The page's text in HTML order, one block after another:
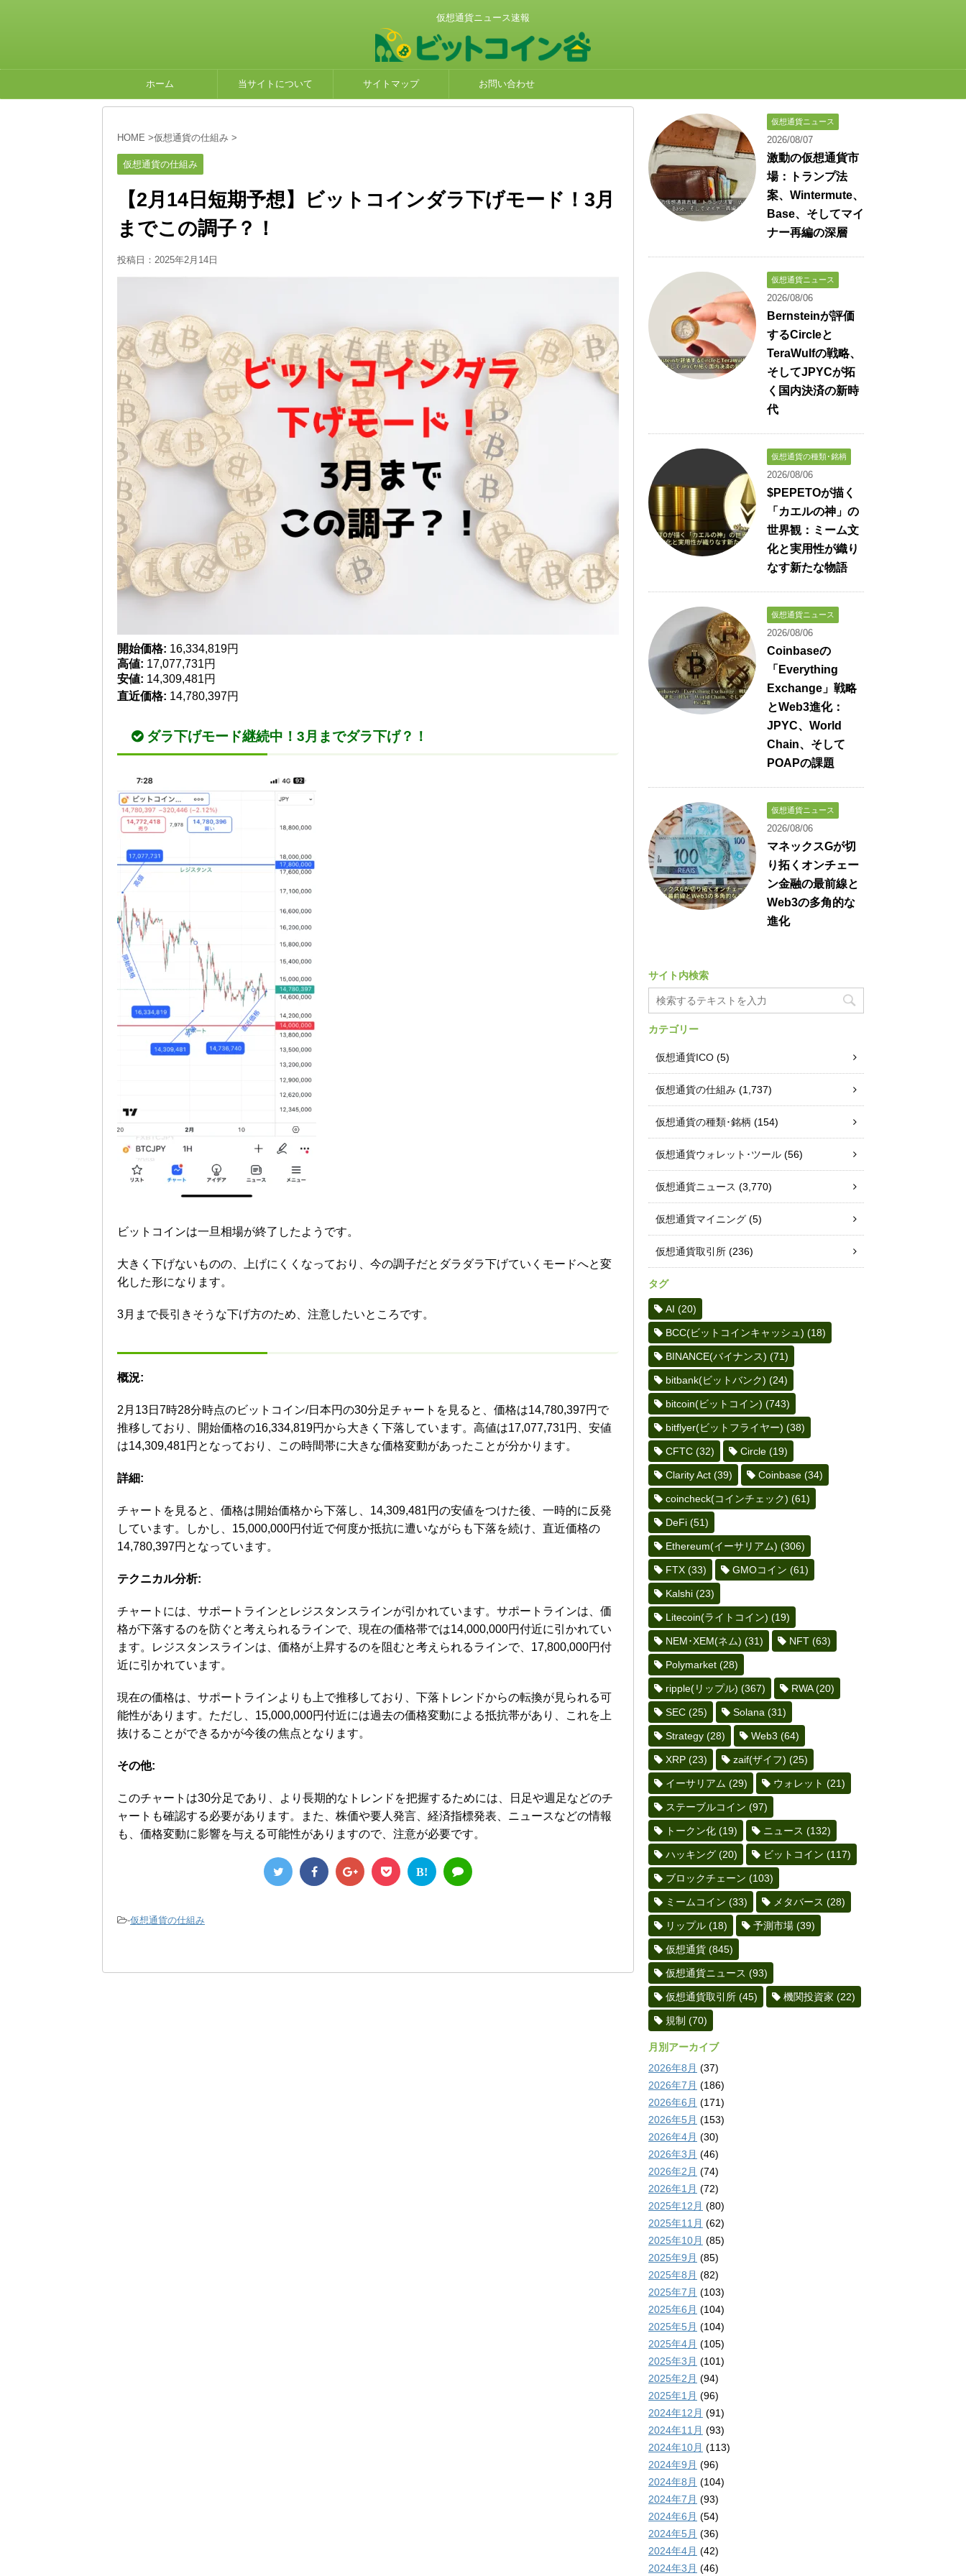
仮想通貨ニュース速報
ホーム 当サイトについて サイトマップ お問い合わせ
HOME >仮想通貨の仕組み >
仮想通貨の仕組み
【2月14日短期予想】ビットコインダラ下げモード！3月
までこの調子？！
投稿日： 2025年2月14日
開始価格: 16,334,819円
高値: 17,077,731円
安値: 14,309,481円
直近価格: 14,780,397円
ダラ下げモード継続中！3月までダラ下げ？！
ビットコインは一旦相場が終了したようです。
大きく下げないものの、上げにくくなっており、今の調子だとダラダラ下げていくモードへと変
化した形になります。
3月まで長引きそうな下げ方のため、注意したいところです。
概況:
2月13日7時28分時点のビットコイン/日本円の30分足チャートを見ると、価格は14,780,397円で
推移しており、開始価格の16,334,819円から大きく下落しています。高値は17,077,731円、安値
は14,309,481円となっており、この時間帯に大きな価格変動があったことが分かります。
詳細:
チャートを見ると、価格は開始価格から下落し、14,309,481円の安値をつけた後、一時的に反発
しています。しかし、15,000,000円付近で何度か抵抗に遭いながらも下落を続け、直近価格の
14,780,397円となっています。
テクニカル分析:
チャートには、サポートラインとレジスタンスラインが引かれています。サポートラインは、価
格が下落するのを防ぐと考えられるラインで、現在の価格帯では14,000,000円付近に引かれてい
ます。レジスタンスラインは、価格が上昇するのを阻むと考えられるラインで、17,800,000円付
近に引かれています。
現在の価格は、サポートラインよりも上で推移しており、下落トレンドからの転換が見られる可
能性があります。ただし、15,000,000円付近には過去の価格変動による抵抗帯があり、これを上
抜けることができるかが今後の焦点となります。
その他:
このチャートは30分足であり、より長期的なトレンドを把握するためには、日足や週足などのチ
ャートも確認する必要があります。また、株価や要人発言、経済指標発表、ニュースなどの情報
も、価格変動に影響を与える可能性がありますので、注意が必要です。
B!
-仮想通貨の仕組み
仮想通貨ニュース
2026/08/07
激動の仮想通貨市
場：トランプ法
案、Wintermute、
Base、そしてマイ
ナー再編の深層
仮想通貨ニュース
2026/08/06
Bernsteinが評価
するCircleと
TeraWulfの戦略、
そしてJPYCが拓
く国内決済の新時
代
仮想通貨の種類･銘柄
2026/08/06
$PEPETOが描く
「カエルの神」の
世界観：ミーム文
化と実用性が織り
なす新たな物語
仮想通貨ニュース
2026/08/06
Coinbaseの
「Everything
Exchange」戦略
とWeb3進化：
JPYC、World
Chain、そして
POAPの課題
仮想通貨ニュース
2026/08/06
マネックスGが切
り拓くオンチェー
ン金融の最前線と
Web3の多角的な
進化
サイト内検索
カテゴリー
仮想通貨ICO (5)
仮想通貨の仕組み (1,737)
仮想通貨の種類･銘柄 (154)
仮想通貨ウォレット･ツール (56)
仮想通貨ニュース (3,770)
仮想通貨マイニング (5)
仮想通貨取引所 (236)
タグ
AI (20)
BCC(ビットコインキャッシュ) (18)
BINANCE(バイナンス) (71)
bitbank(ビットバンク) (24)
bitcoin(ビットコイン) (743)
bitflyer(ビットフライヤー) (38)
CFTC (32) Circle (19)
Clarity Act (39) Coinbase (34)
coincheck(コインチェック) (61)
DeFi (51)
Ethereum(イーサリアム) (306)
FTX (33) GMOコイン (61)
Kalshi (23)
Litecoin(ライトコイン) (19)
NEM･XEM(ネム) (31) NFT (63)
Polymarket (28)
ripple(リップル) (367) RWA(20)
SEC (25) Solana (31)
Strategy (28) Web3 (64)
XRP (23) zaif(ザイフ) (25)
イーサリアム (29) ウォレット (21)
ステーブルコイン (97)
トークン化 (19) ニュース (132)
ハッキング (20) ビットコイン (117)
ブロックチェーン (103)
ミームコイン (33) メタバース (28)
リップル (18) 予測市場 (39)
仮想通貨 (845)
仮想通貨ニュース (93)
仮想通貨取引所 (45) 機関投資家 (22)
規制 (70)
月別アーカイブ
2026年8月 (37)
2026年7月 (186)
2026年6月 (171)
2026年5月 (153)
2026年4月 (30)
2026年3月 (46)
2026年2月 (74)
2026年1月 (72)
2025年12月 (80)
2025年11月 (62)
2025年10月 (85)
2025年9月 (85)
2025年8月 (82)
2025年7月 (103)
2025年6月 (104)
2025年5月 (104)
2025年4月 (105)
2025年3月 (101)
2025年2月 (94)
2025年1月 (96)
2024年12月 (91)
2024年11月 (93)
2024年10月 (113)
2024年9月 (96)
2024年8月 (104)
2024年7月 (93)
2024年6月 (54)
2024年5月 (36)
2024年4月 (42)
2024年3月 (46)